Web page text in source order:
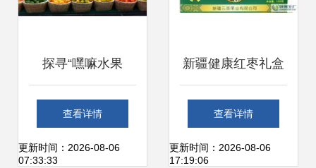
探寻“嘿嘛水果
店”加盟商机 新鲜
水果零售的创业之
查看详情
更新时间：2026-08-06
07:33:33
新疆健康红枣礼盒
与袋装零售 开启生
鲜水果市场的优质
查看详情
更新时间：2026-08-06
17:19:06